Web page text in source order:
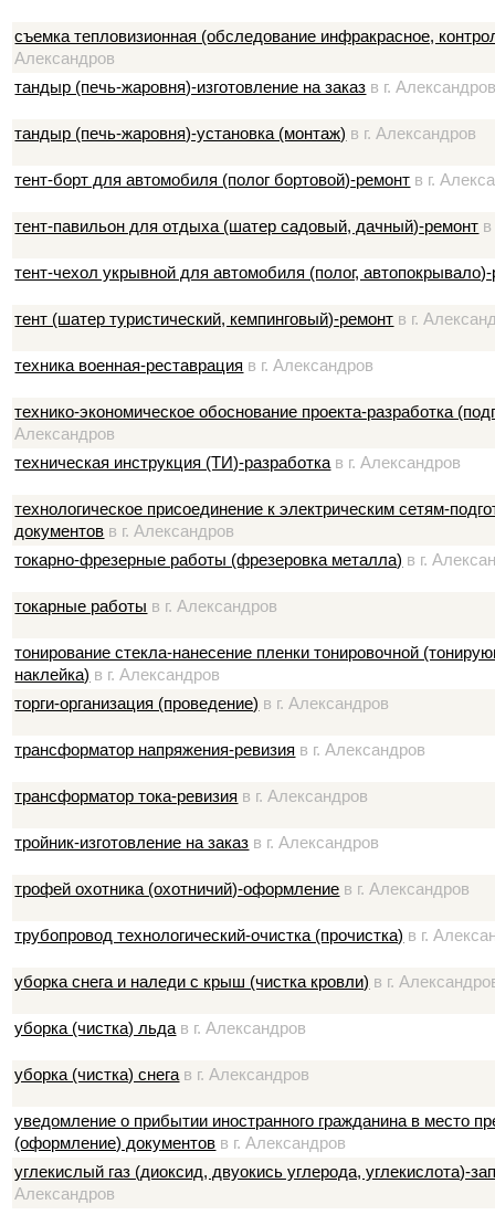
съемка тепловизионная (обследование инфракрасное,
Александров
тандыр (печь-жаровня)-изготовление на заказ в г.
тандыр (печь-жаровня)-установка (монтаж) в г. Александров
тент-борт для автомобиля (полог бортовой)-ремонт в г.
тент-павильон для отдыха (шатер садовый, дачный)-ремонт
тент-чехол укрывной для автомобиля (полог,
тент (шатер туристический, кемпинговый)-ремонт в г.
техника военная-реставрация в г. Александров
технико-экономическое обоснование проекта-разработка
Александров
техническая инструкция (ТИ)-разработка в г. Александров
технологическое присоединение к электрическим сетям-
документов в г. Александров
токарно-фрезерные работы (фрезеровка металла) в г.
токарные работы в г. Александров
тонирование стекла-нанесение пленки тонировочной
наклейка) в г. Александров
торги-организация (проведение) в г. Александров
трансформатор напряжения-ревизия в г. Александров
трансформатор тока-ревизия в г. Александров
тройник-изготовление на заказ в г. Александров
трофей охотника (охотничий)-оформление в г. Александров
трубопровод технологический-очистка (прочистка) в г.
уборка снега и наледи с крыш (чистка кровли) в г.
уборка (чистка) льда в г. Александров
уборка (чистка) снега в г. Александров
уведомление о прибытии иностранного гражданина в место
(оформление) документов в г. Александров
углекислый газ (диоксид, двуокись углерода, углекислота)-
Александров